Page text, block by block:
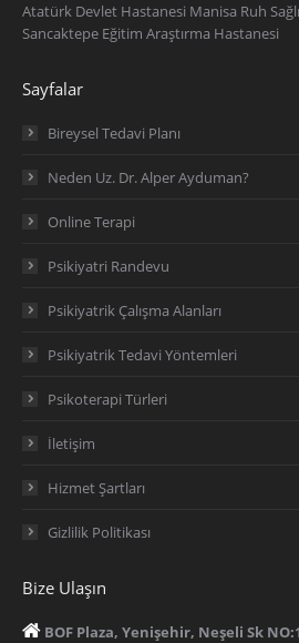
Atatürk Devlet Hastanesi Manisa Ruh
Sancaktepe Eğitim Araştırma Hastanesi
Sayfalar
Bireysel Tedavi Planı
Neden Uz. Dr. Alper Ayduman?
Online Terapi
Psikiyatri Randevu
Psikiyatrik Çalışma Alanları
Psikiyatrik Tedavi Yöntemleri
Psikoterapi Türleri
İletişim
Hizmet Şartları
Gizlilik Politikası
Bize Ulaşın
BOF Plaza, Yenişehir, Neşeli Sk